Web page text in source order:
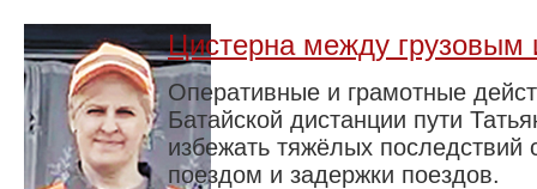
Цистерна между грузовым
Оперативные и грамотные
Батайской дистанции пути
избежать тяжёлых последствий
поездом и задержки поездов.